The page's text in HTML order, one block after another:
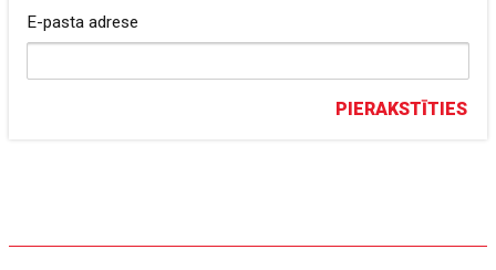
E-pasta adrese
PIERAKSTĪTIES